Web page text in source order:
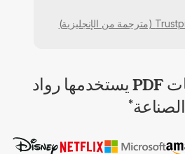
أداة تعديل ملفات PDF يستخدمها رواد
الصناعة*